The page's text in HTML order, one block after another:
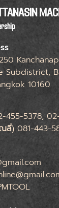
Subdistrict,
10160
455-5378,
ลี่) 081-443-